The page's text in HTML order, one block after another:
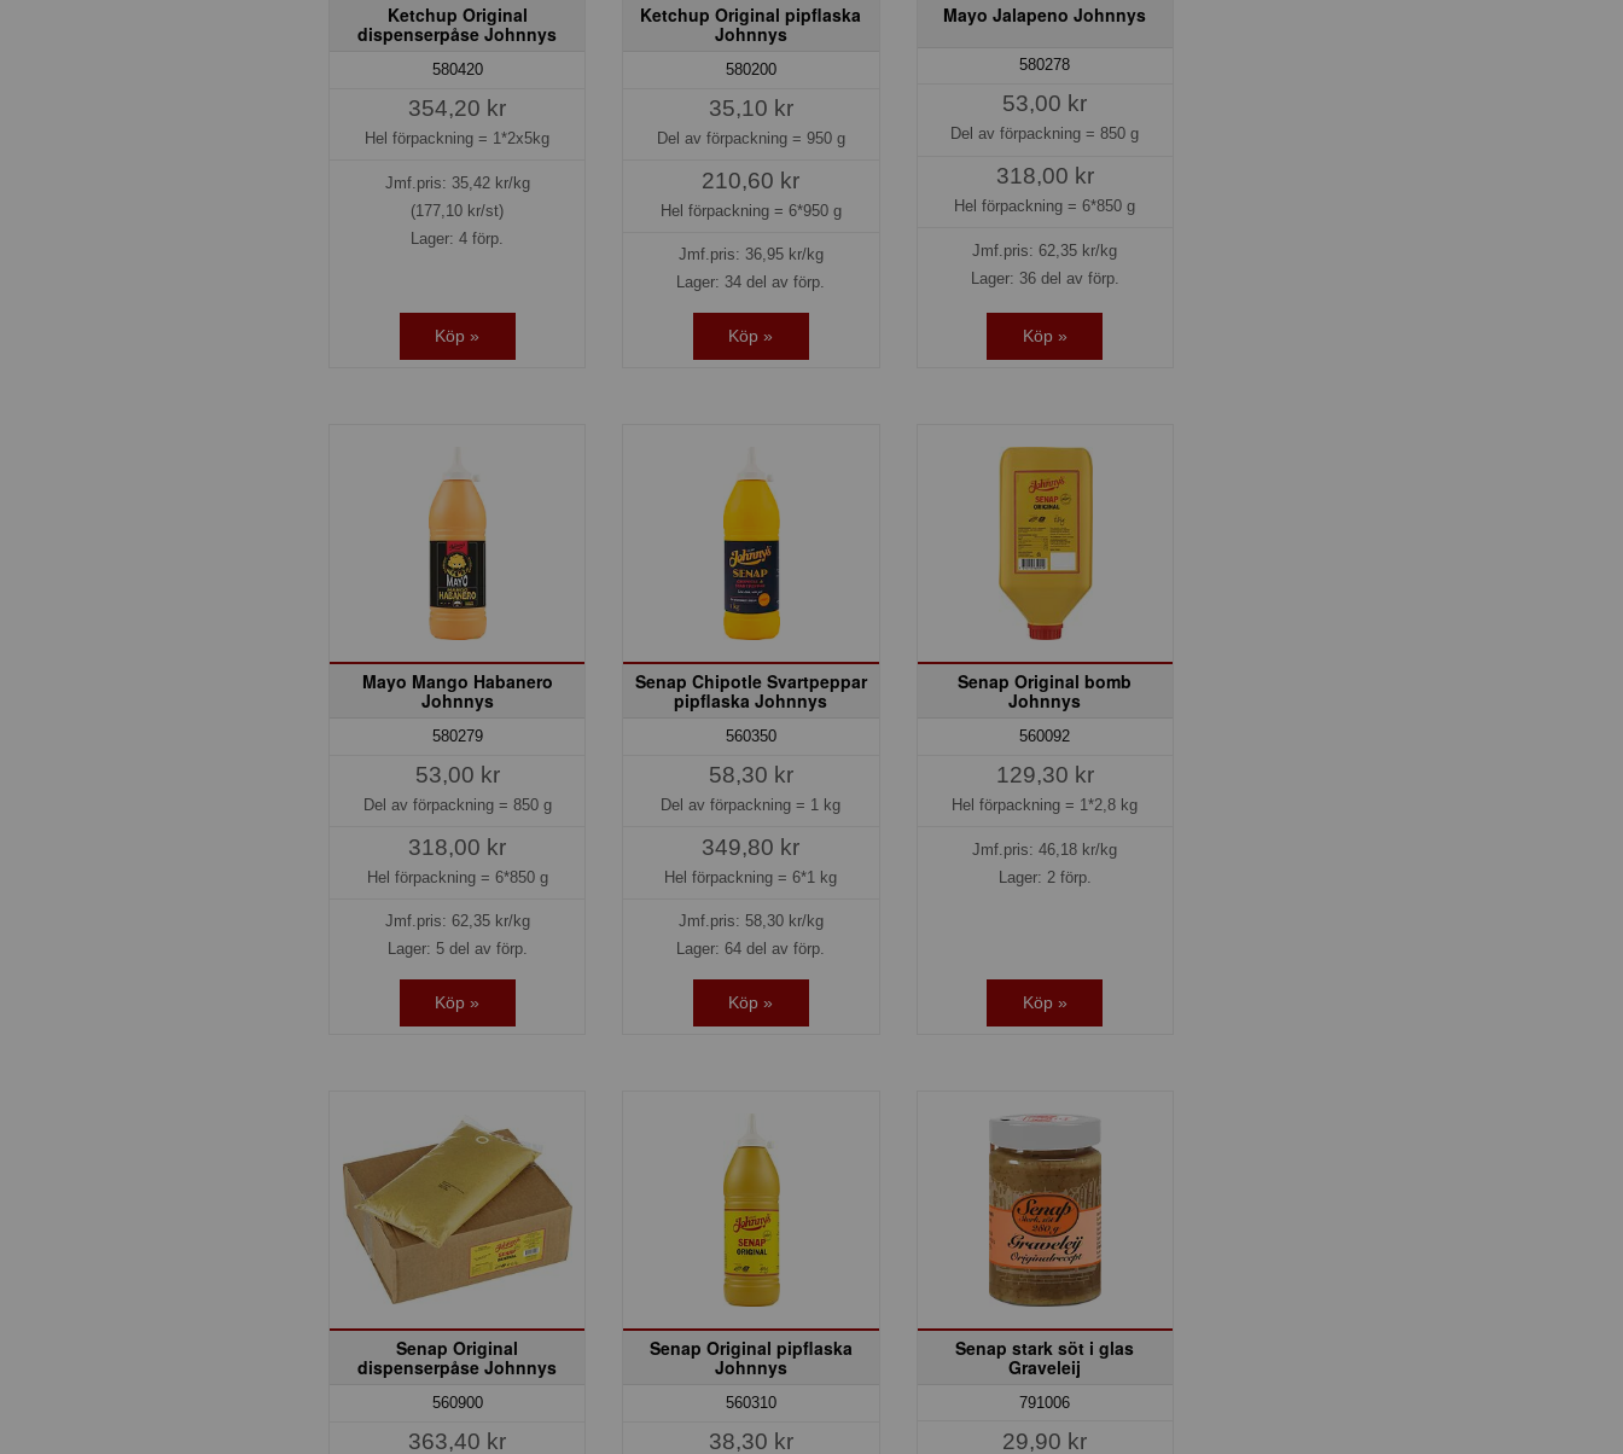
Ketchup Original
dispenserpåse Johnnys
580420
354,20 kr
Hel förpackning = 1*2x5kg
Jmf.pris: 35,42kr/kg
(177,10 kr/st)
Lager: 4 förp.
Köp »
Ketchup Original pipflaska
Johnnys
580200
35,10 kr
Del av förpackning = 950 g
210,60 kr
Hel förpackning = 6*950 g
Jmf.pris: 36,95kr/kg
Lager: 34 del av förp.
Köp »
Mayo Jalapeno Johnnys
580278
53,00 kr
Del av förpackning =850 g
318,00 kr
Hel förpackning =6*850 g
Jmf.pris:62,35 kr/kg
Lager: 36 del av förp.
Köp »
Mayo Mango Habanero
Johnnys
580279
53,00 kr
Del av förpackning = 850 g
318,00 kr
Hel förpackning = 6*850 g
Jmf.pris: 62,35kr/kg
Lager: 5 del av förp.
Köp »
Senap Chipotle Svartpeppar
pipflaska Johnnys
560350
58,30 kr
Del av förpackning = 1 kg
349,80 kr
Hel förpackning =6*1 kg
Jmf.pris: 58,30kr/kg
Lager: 64 del av förp.
Köp »
Senap Original bomb
Johnnys
560092
129,30 kr
Hel förpackning = 1*2,8 kg
Jmf.pris:46,18 kr/kg
Lager: 2 förp.
Köp »
Senap Original
dispenserpåse Johnnys
560900
363,40 kr
Senap Original pipflaska
Johnnys
560310
38,30 kr
Senap stark söt i glas
Graveleij
791006
29,90 kr